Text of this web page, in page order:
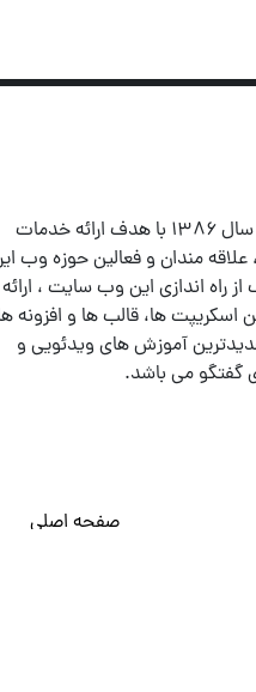
پرشین اسکریپت در سال ۱۳۸۶ با هدف ارائه خدمات
علاقه مندان و فعالین حوزه وب
راه اندازی این وب سایت ، ارائه
اسکریپت ها، قالب ها و افزونه
آموزش های ویدئویی و
گفتگو می باشد.
صفحه اصلی